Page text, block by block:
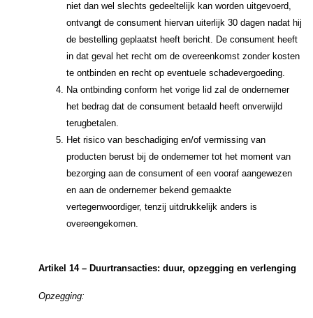
niet dan wel slechts gedeeltelijk kan worden uitgevoerd,
ontvangt de consument hiervan uiterlijk 30 dagen nadat hij
de bestelling geplaatst heeft bericht. De consument heeft
in dat geval het recht om de overeenkomst zonder kosten
te ontbinden en recht op eventuele schadevergoeding.
Na ontbinding conform het vorige lid zal de ondernemer
het bedrag dat de consument betaald heeft onverwijld
terugbetalen.
Het risico van beschadiging en/of vermissing van
producten berust bij de ondernemer tot het moment van
bezorging aan de consument of een vooraf aangewezen
en aan de ondernemer bekend gemaakte
vertegenwoordiger, tenzij uitdrukkelijk anders is
overeengekomen.
Artikel 14 – Duurtransacties: duur, opzegging en verlenging
Opzegging: